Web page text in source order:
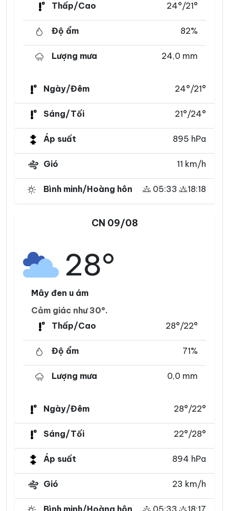
Thấp/Cao
24°/21°
Độ ẩm 82%
Lượng mưa 24,0 mm
Ngày/Đêm 24°/21°
Sáng/Tối 21°/24°
Áp suất 895 hPa
Gió 11 km/h
Bình minh/Hoàng hôn 05:33 18:18
CN 09/08
28°
Mây đen u ám
Cảm giác như 30°.
Thấp/Cao
28°/22°
Độ ẩm 71%
Lượng mưa 0,0 mm
Ngày/Đêm 28°/22°
Sáng/Tối 22°/28°
Áp suất 894 hPa
Gió 23 km/h